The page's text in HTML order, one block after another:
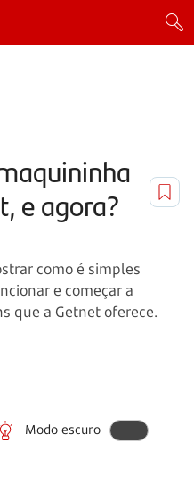
e agora?
como é simples
e começar a
que a Getnet oferece.
Modo escuro